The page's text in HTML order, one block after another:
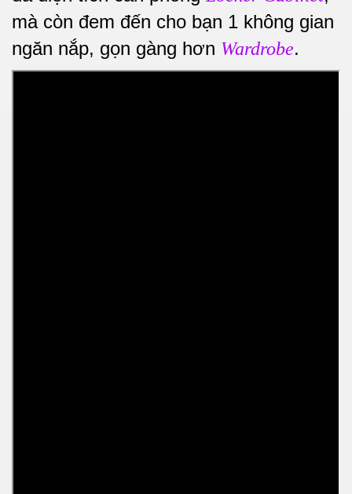
mà còn đem đến cho bạn 1 không gian
ngăn nắp, gọn gàng hơn Wardrobe.